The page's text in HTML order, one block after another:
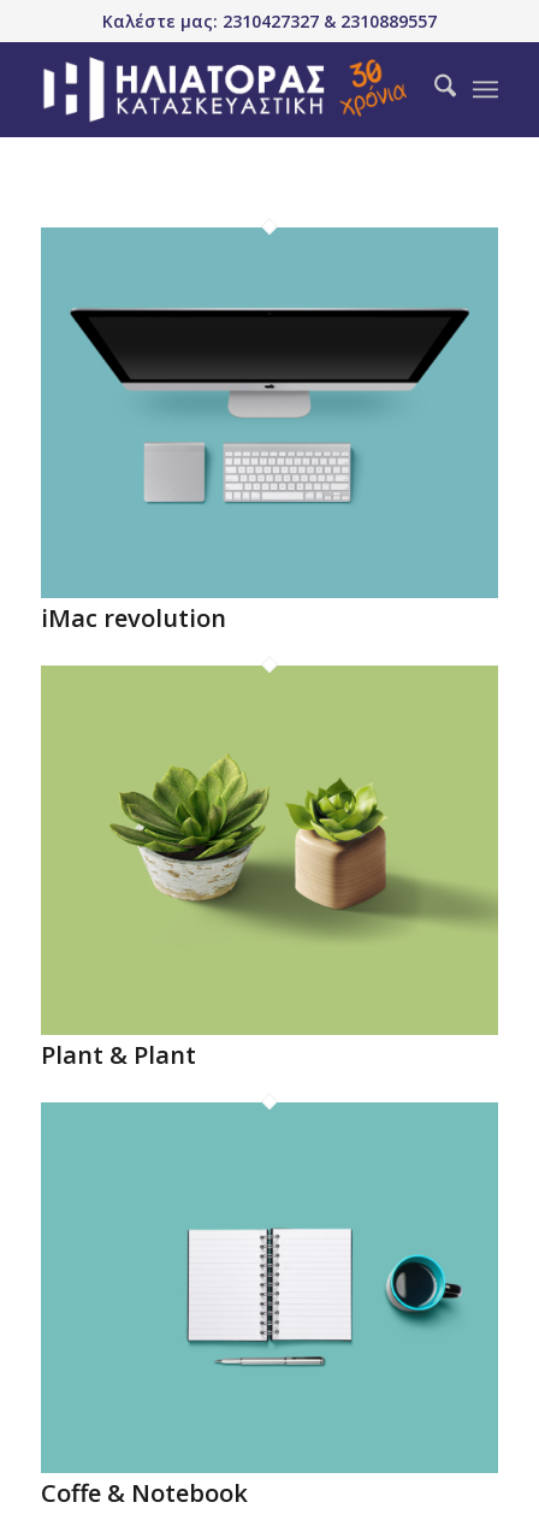
Καλέστε μας: 2310427327 & 2310889557
iMac revolution
Plant & Plant
Coffe & Notebook